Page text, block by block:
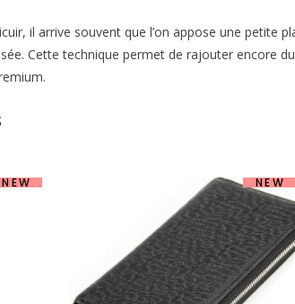
il arrive souvent que l’on appose une petite
Cette technique permet de rajouter encore
NEW NEW